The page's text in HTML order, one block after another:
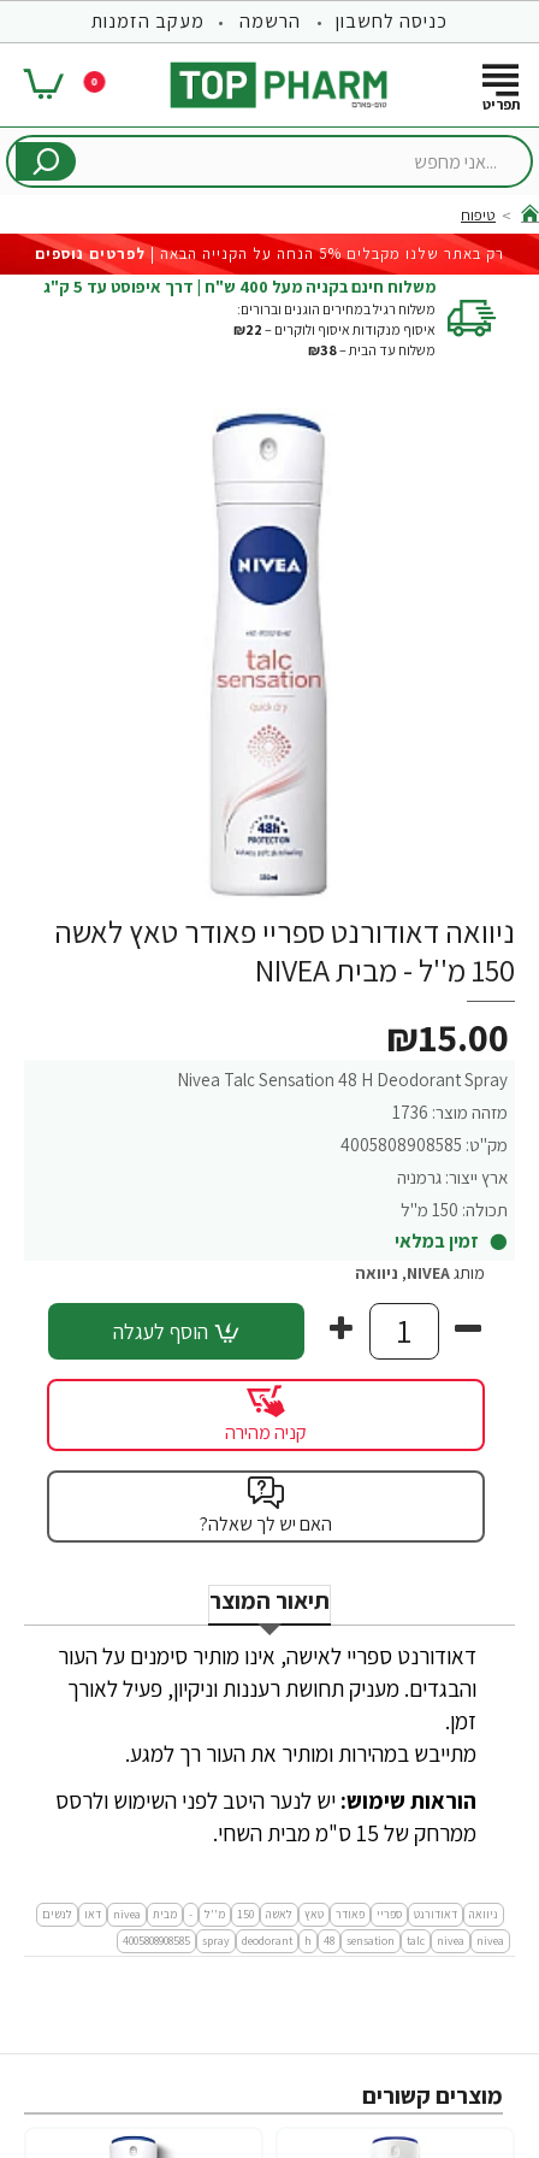
כניסה לחשבון הרשמה מעקב הזמנות
0
...אני
home
טיפוח
רק באתר שלנו מקבלים 5% הנחה על הקנייה הבאה |
לפרטים נוספים
משלוח חינם בקניה מעל 400 ש"ח | דרך איפוסט עד 5 ק"ג
משלוח רגיל במחירים הוגנים וברורים:
איסוף מנקודות איסוף ולוקרים – ₪22
משלוח עד הבית –₪38
ניוואה דאודורנט ספריי פאודר טאץ לאשה
150 מ''ל - מבית NIVEA
Nivea Talc Sensation 48 H Deodorant Spray
מזהה מוצר: 1736
מק"ט: 4005808908585
ארץ ייצור: גרמניה
תכולה: 150 מ"ל
זמין במלאי
₪15.00
מותגNIVEA
, ניוואה
הוסף לעגלה
קניה מהירה
האם יש לך שאלה?
תיאור המוצר
דאודורנט ספריי לאישה, אינו מותיר סימנים על העור
והבגדים. מעניק תחושת רעננות וניקיון, פעיל לאורך
זמן.
מתייבש במהירות ומותיר את העור רך למגע.
הוראות שימוש: יש לנער היטב לפני השימוש ולרסס
ממרחק של 15 ס"מ מבית השחי.
ניוואה דאודורנט ספריי פאודר טאץ לאשה 150 מ''ל - מבית nivea דאו
לנשים
nivea
nivea
talc
sensation
48
h
deodorant
spray
4005808908585
מוצרים קשורים